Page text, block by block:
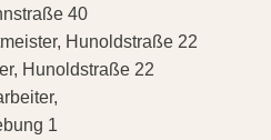
40
Hunoldstraße 22
Hunoldstraße 22
1